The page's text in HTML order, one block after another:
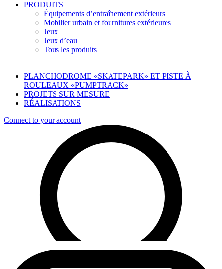
PRODUITS
Équipements d’entraînement extérieurs
Mobilier urbain et fournitures extérieures
Jeux
Jeux d’eau
Tous les produits
PLANCHODROME «SKATEPARK» ET PISTE À
ROULEAUX «PUMPTRACK»
PROJETS SUR MESURE
RÉALISATIONS
Connect to your account